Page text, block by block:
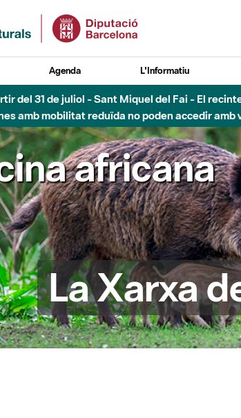
Agenda L'Informatiu
del 31 de juliol - Sant Miquel del Fai - El
amb mobilitat reduïda no poden accedir
africana
La Xarxa